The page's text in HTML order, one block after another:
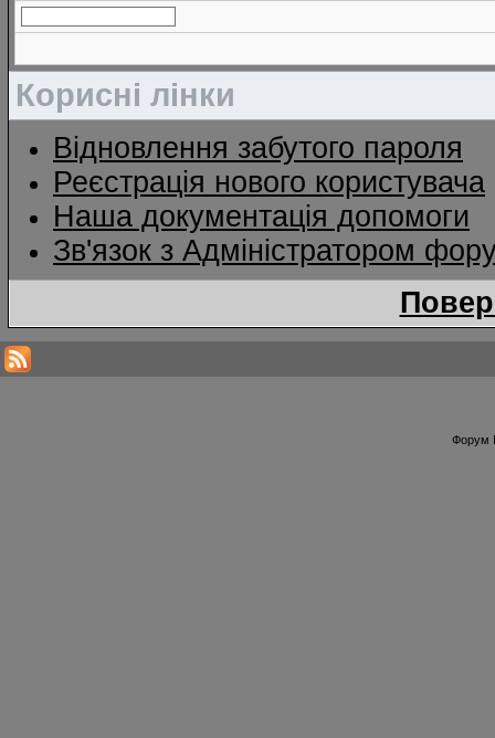
Корисні лінки
Відновлення забутого пароля
Реєстрація нового користувача
Наша документація допомоги
Зв'язок з Адміністратором
Форум